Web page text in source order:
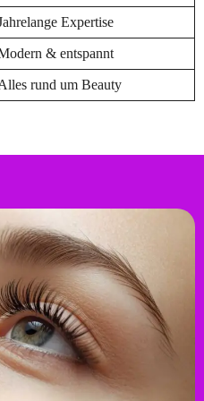
Expertise
& entspannt
rund um Beauty